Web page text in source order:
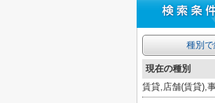
種別
現在の種別
賃貸,店舗(賃貸),